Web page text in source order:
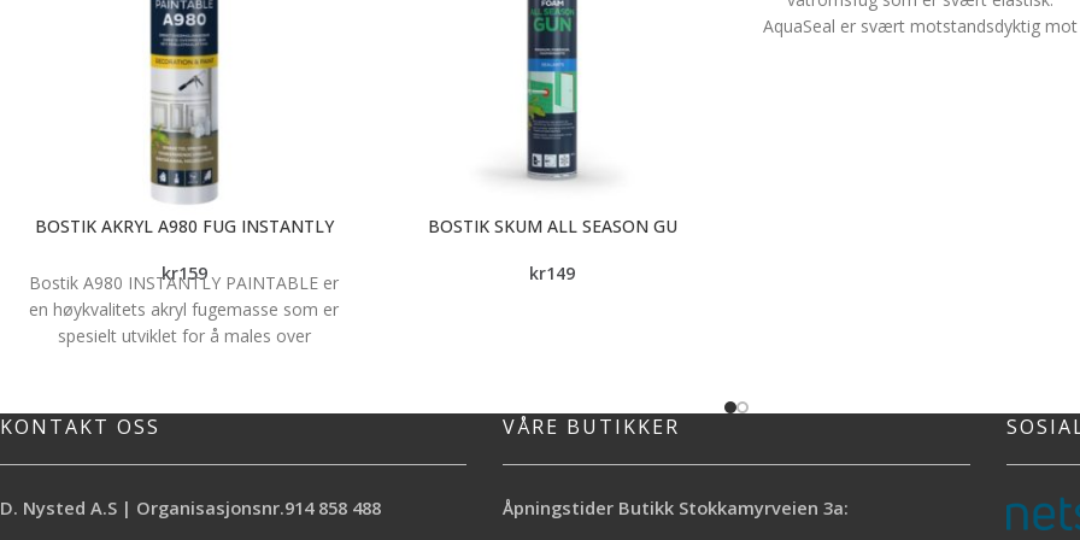
BOSTIK AKRYL A980 FUG INSTANTLY
kr159
Bostik A980 INSTANTLY PAINTABLE er
en høykvalitets akryl fugemasse som er
spesielt utviklet for å males over
tette og fylle fuger, skjøter, hull og
sprekker innendørs i trapper, vegger, tak,
sokler, vinduskarmer i tre og metall,
spikerhull i vegger og tak av tre, mørtel,
BOSTIK SKUM ALL SEASON GU
kr149
AquaSeal er svært motstandsdyktig mot
KONTAKT OSS
D. Nysted A.S | Organisasjonsnr.914 858 488
VÅRE BUTIKKER
Åpningstider Butikk Stokkamyrveien 3a: